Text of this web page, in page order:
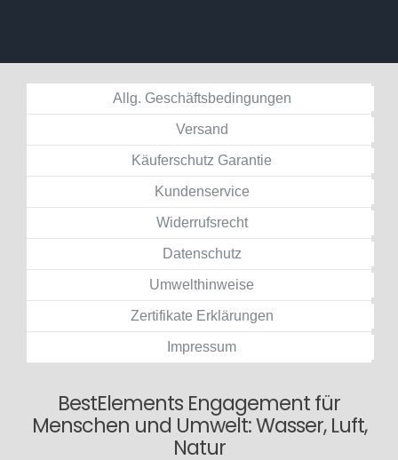
Allg. Geschäftsbedingungen
Versand
Käuferschutz Garantie
Kundenservice
Widerrufsrecht
Datenschutz
Umwelthinweise
Zertifikate Erklärungen
Impressum
BestElements Engagement für
Menschen und Umwelt: Wasser, Luft,
Natur